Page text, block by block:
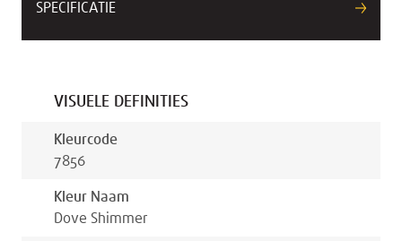
SPECIFICATIE
VISUELE DEFINITIES
Kleurcode
7856
Kleur Naam
Dove Shimmer